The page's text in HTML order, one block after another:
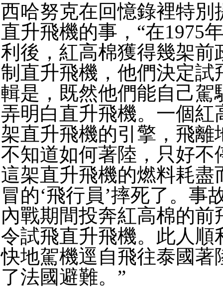
西哈努克在回憶錄裡特別
直升飛機的事，“在1975
利後，紅高棉獲得幾架前
制直升飛機，他們決定試
輯是，既然他們能自己駕
弄明白直升飛機。一個紅
架直升飛機的引擎，飛離
不知道如何著陸，只好不
這架直升飛機的燃料耗盡
冒的‘飛行員’摔死了。事
內戰期間投奔紅高棉的前
令試飛直升飛機。此人順
快地駕機逕自飛往泰國著
了法國避難。”